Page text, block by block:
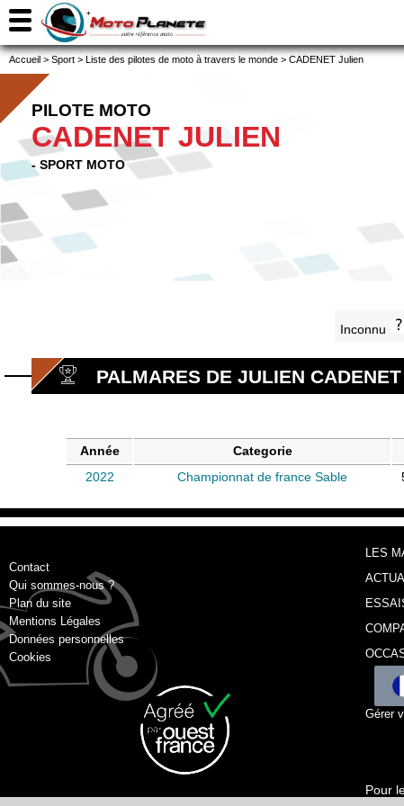
Accueil > Sport > Liste des pilotes de moto à travers le monde > CADENET Julien
PILOTE MOTO
CADENET JULIEN
- SPORT MOTO
Inconnu
PALMARES DE JULIEN CADENET
Année Categorie
2022
Championnat de france Sable
Contact
Qui sommes-nous ?
Plan du site
Mentions Légales
Données personnelles
Cookies
LES
Gérer
Pour